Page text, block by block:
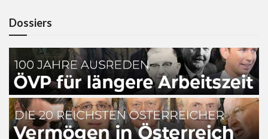
Dossiers